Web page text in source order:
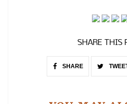
SHARE THIS
SHARE